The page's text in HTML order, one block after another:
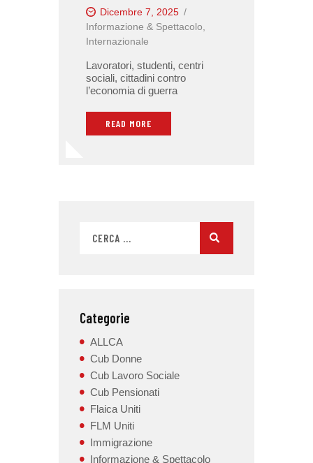
Dicembre 7, 2025
Informazione & Spettacolo
Internazionale
Lavoratori, studenti, centri
sociali, cittadini contro
l’economia di guerra
READ MORE
Categorie
ALLCA
Cub Donne
Cub Lavoro Sociale
Cub Pensionati
Flaica Uniti
FLM Uniti
Immigrazione
Informazione & Spettacolo